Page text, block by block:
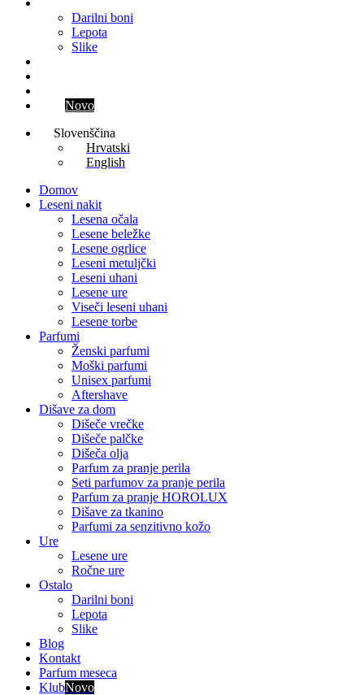
Darilni boni
Lepota
Slike
Novo
Slovenščina
Hrvatski
English
Domov
Leseni nakit
Lesena očala
Lesene beležke
Lesene ogrlice
Leseni metuljčki
Leseni uhani
Lesene ure
Viseči leseni uhani
Lesene torbe
Parfumi
Ženski parfumi
Moški parfumi
Unisex parfumi
Aftershave
Dišave za dom
Dišeče vrečke
Dišeče palčke
Dišeča olja
Parfum za pranje perila
Seti parfumov za pranje perila
Parfum za pranje HOROLUX
Dišave za tkanino
Parfumi za senzitivno kožo
Ure
Lesene ure
Ročne ure
Ostalo
Darilni boni
Lepota
Slike
Blog
Kontakt
Parfum meseca
KlubNovo